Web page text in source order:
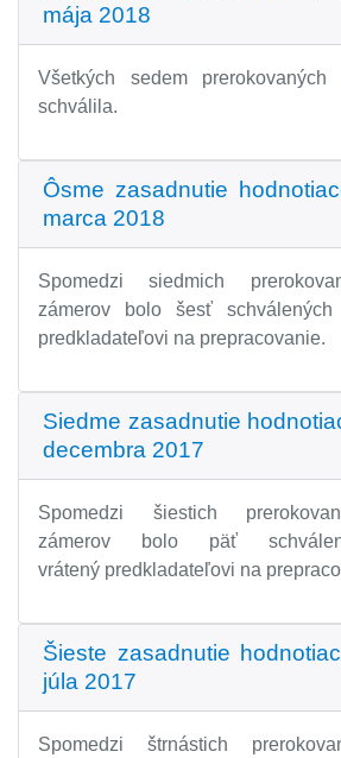
mája 2018
Všetkých sedem prerokovaných
schválila.
Ôsme zasadnutie
marca 2018
Spomedzi siedmich
zámerov bolo šesť
predkladateľovi na prepracovanie.
Siedme zasadnutie
decembra 2017
Spomedzi šiestich
zámerov bolo päť
vrátený predkladateľovi na
Šieste zasadnutie
júla 2017
Spomedzi štrnástich